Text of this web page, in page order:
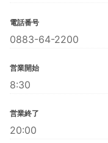
電話番号
0883-64-2200
営業開始
8:30
営業終了
20:00